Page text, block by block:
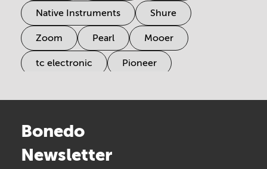
Native Instruments Shure
Zoom Pearl Mooer
tc electronic Pioneer
Arturia
the t.bone
Bonedo
Newsletter